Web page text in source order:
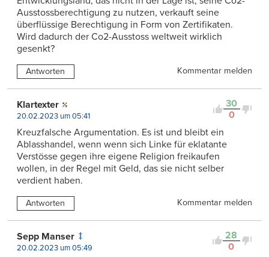
Ausstossberechtigung zu nutzen, verkauft seine
überflüssige Berechtigung in Form von Zertifikaten.
Wird dadurch der Co2-Ausstoss weltweit wirklich
gesenkt?
Antworten Kommentar melden
30
0
Klartexter
20.02.2023 um 05:41
Kreuzfalsche Argumentation. Es ist und bleibt ein
Ablasshandel, wenn wenn sich Linke für eklatante
Verstösse gegen ihre eigene Religion freikaufen
wollen, in der Regel mit Geld, das sie nicht selber
verdient haben.
Antworten Kommentar melden
28
0
Sepp Manser
20.02.2023 um 05:49